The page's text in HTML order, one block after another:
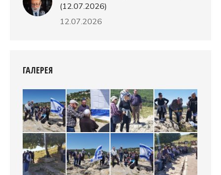
(12.07.2026)
12.07.2026
ГАЛЕРЕЯ